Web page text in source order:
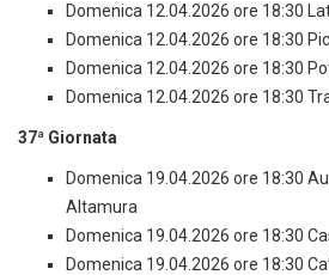
Domenica 12.04.2026 ore 18:30
Domenica 12.04.2026 ore 18:30
Domenica 12.04.2026 ore 18:30
Domenica 12.04.2026 ore 18:30
37ª Giornata
Domenica 19.04.2026 ore 18:30
Altamura
Domenica 19.04.2026 ore 18:30
Domenica 19.04.2026 ore 18:30